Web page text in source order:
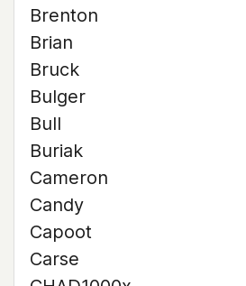
Brenton
Brian
Bruck
Bulger
Bull
Buriak
Cameron
Candy
Capoot
Carse